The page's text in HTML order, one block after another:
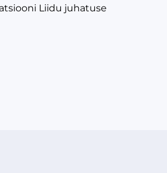
Liidu juhatuse